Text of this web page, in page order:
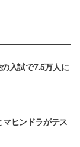
入試で7.5万人に
ヒンドラがテス